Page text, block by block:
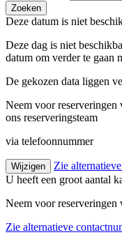
Zoeken
Deze datum is niet
Deze dag is niet
datum om verder te gaan
De gekozen data liggen
Neem voor reserveringen
ons reserveringsteam
via telefoonnummer
Wijzigen
Zie
U heeft een groot aantal
Neem voor reserveringen
Zie alternatieve